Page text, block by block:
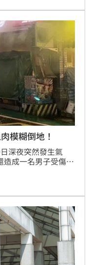
模糊倒地！
深夜突然發生氣
成一名男子受傷，
現場民眾目睹，男